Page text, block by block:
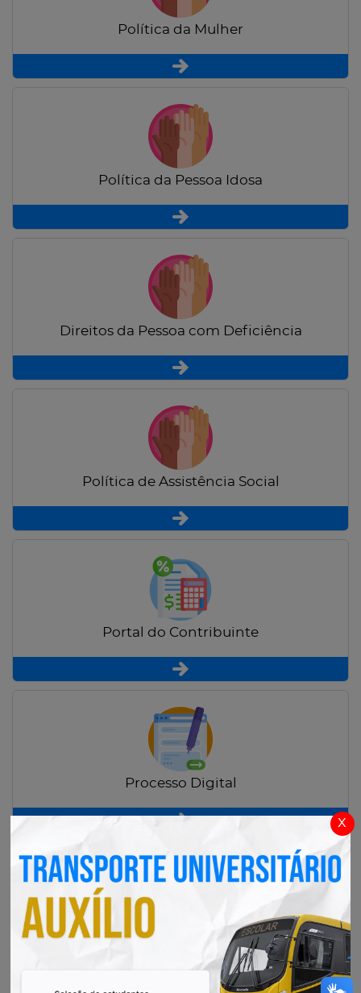
x
Política da Mulher
Política da Pessoa Idosa
Direitos da Pessoa com Deficiência
Política de Assistência Social
Portal do Contribuinte
Processo Digital
Radar Transparência Pública